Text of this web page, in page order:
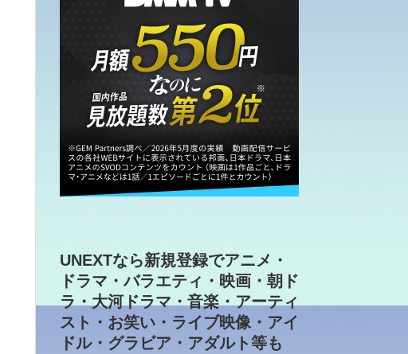
UNEXTなら新規登録でアニメ・
ドラマ・バラエティ・映画・朝ド
ラ・大河ドラマ・音楽・アーティ
スト・お笑い・ライブ映像・アイ
ドル・グラビア・アダルト等も